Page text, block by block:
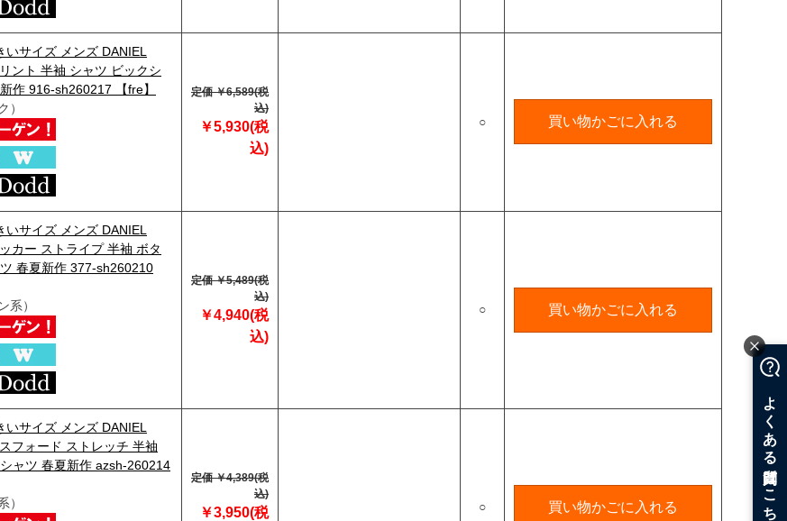
いサイズ メンズ DANIEL
ント 半袖 シャツ ビックシ
作 916-sh260217 【fre】
）
定価 ￥6,589(税
込)
￥5,930(税
込)
○ 買い物かごに入れる
いサイズ メンズ DANIEL
カー ストライプ 半袖 ボタ
春夏新作 377-sh260210
系）
定価 ￥5,489(税
込)
￥4,940(税
込)
○ 買い物かごに入れる
いサイズ メンズ DANIEL
フォード ストレッチ 半袖
ャツ 春夏新作 azsh-260214
）
定価 ￥4,389(税
込)
￥3,950(税
○ 買い物かごに入れる